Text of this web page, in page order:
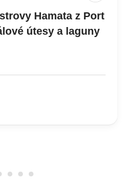
Hamata z Port
útesy a laguny